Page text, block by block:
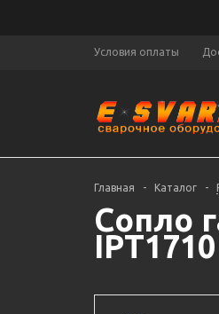
Условия оплаты
Главная - Каталог -
Сопло